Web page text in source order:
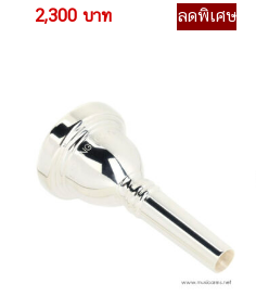
บา
2,300 บาท ลดพิเศษ